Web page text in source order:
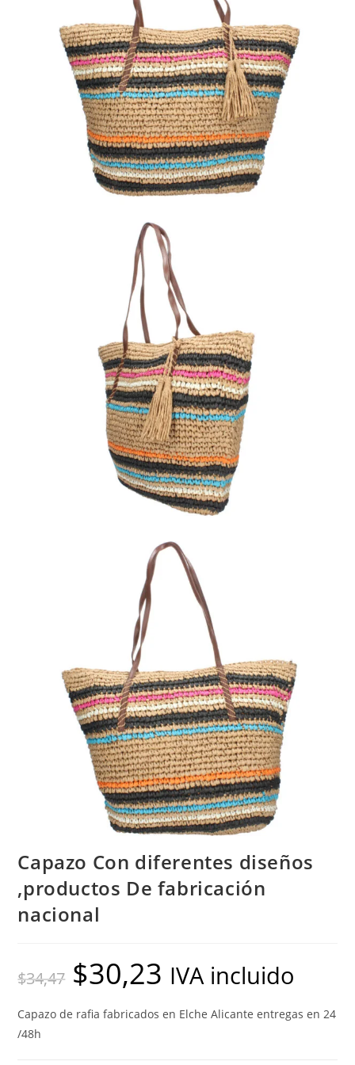
Capazo Con diferentes diseños
,productos De fabricación
nacional
$34,47
El
precio
original
$34,47.
$30,23 precio
actual
$30,23.
IVA incluido
Capazo de rafia fabricados en Elche Alicante entregas en 24
/48h